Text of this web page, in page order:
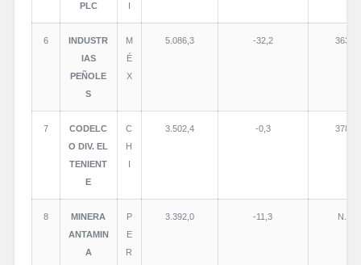
PLC
6
INDUSTR
IAS
PEÑOLE
S
M
É
X
5.086,3 -32,2 363,8
7
CODELC
O DIV. EL
TENIENT
E
C
H
3.502,4 -0,3 378,8
8
MINERA
ANTAMIN
A
P
E
R
3.392,0 -11,3 N.D.